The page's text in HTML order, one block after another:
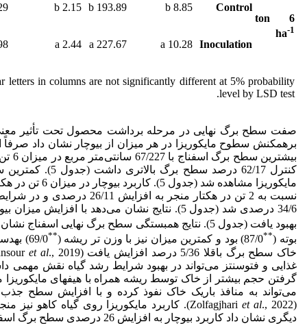
6 ton
ha-1
Control
8.85 b
193.89 b
2.15 b
b
Inoculation
10.28 a
227.67 a
2.44 a
a
letters in columns are not significantly different at 5% probability
level by LSD test.
صفت سطح برگ نهایی در مرحله برداشت محصول تحت تأثیر
بیشترین سطح برگ اسفناج با 67/227 سانتی‌متر مربع در میزان 6 تن در هکتار بیوچار و کاربرد مایکوریزا به
34/6 درصدی شد (جدول 5). نتایج نشان می‌دهد با
بهبود یافت (جدول 5). نتایج همبستگی سطح برگ نهایی اسفناج نشان داد بیشترین همبستگی با وزن تر اندام هوایی (
بوته (**87/0) بود و کمترین میزان نیز با وزن تر ریشه ( **69/0) به
خاک سطح برگ باقلا 5/36 درصد افزایش یافت (Poormansour
et al
غذایی و فتوسنتز می‌تواند در بهبود شرایط رشد گیاه نقش مهمی
گرفتن حجم بیشتر از خاک توسط ریشه همراه با هیفهای
می‌تواند به منافذ باریک خاک نفوذ کرده و با افزایش سطح
(Zolfagjhari
et al., 2022). کاربرد مایکوریزا روی گیاه کاهو نیز منجر به افزایش معنی‌دار سطح برگ شد (Badvi
دیگری نشان داد کاربرد بیوچار به افزایش 26 درصدی سطح برگ اسفناج منجر شد (Gavili